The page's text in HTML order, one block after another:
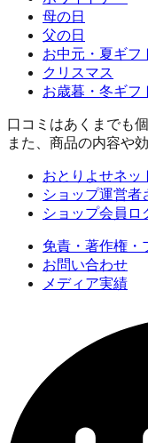
母の日
父の日
お中元・夏ギフ
クリスマス
お歳暮・冬ギフ
口コミはあくまでも
また、商品の内容や
おとりよせネッ
ショップ運営者
ショップ会員ロ
免責・著作権・
お問い合わせ
メディア実績